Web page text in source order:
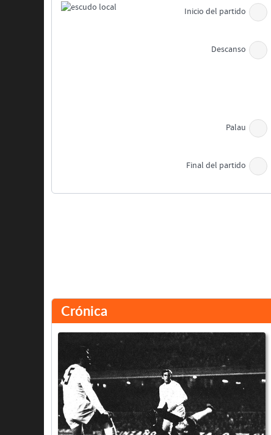
Inicio del partido
Descanso
Palau
Final del partido
Crónica